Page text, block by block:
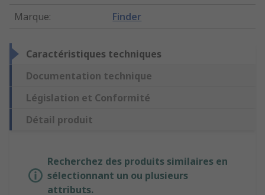
Marque: Finder
Caractéristiques techniques
Documentation technique
Législation et Conformité
Détail produit
Recherchez des produits similaires en
sélectionnant un ou plusieurs
attributs.